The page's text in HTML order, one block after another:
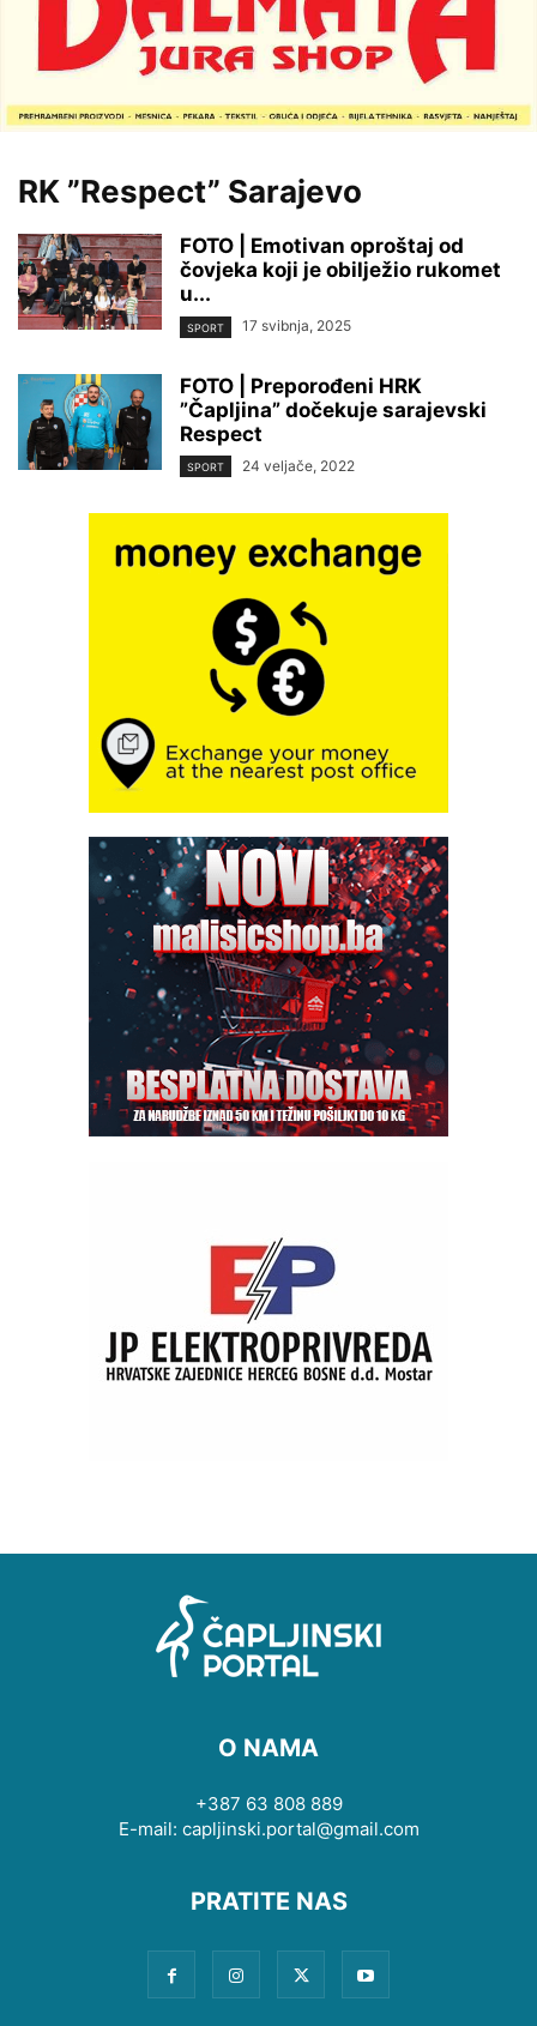
RK ”Respect” Sarajevo
FOTO | Emotivan oproštaj od
čovjeka koji je obilježio rukomet
u...
SPORT 17 svibnja, 2025
FOTO | Preporođeni HRK
”Čapljina” dočekuje sarajevski
Respect
SPORT 24 veljače, 2022
O NAMA
+387 63 808 889
E-mail: capljinski.portal@gmail.com
PRATITE NAS